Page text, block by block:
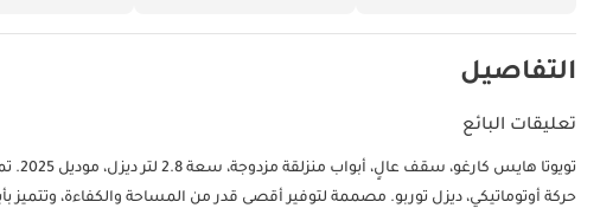
التفاصيل
تعليقات البائع
حركة أوتوماتيكي، ديزل توربو. مصممة لتوفير أقصى قدر من المساحة والكفاءة،